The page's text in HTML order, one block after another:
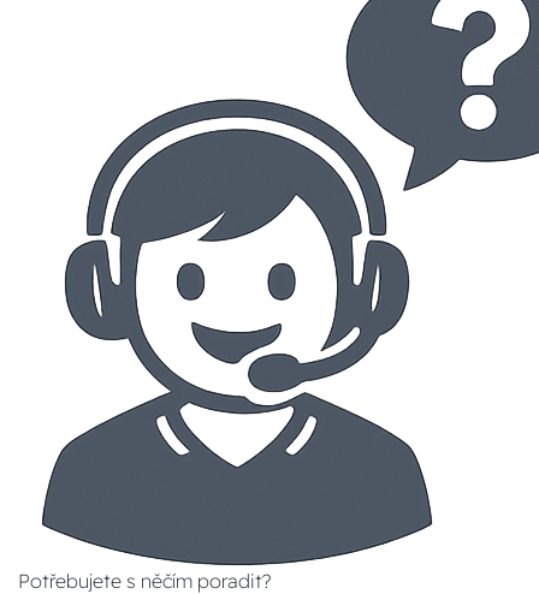
Potřebujete s něčím poradit?